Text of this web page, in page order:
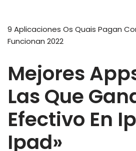
9 Aplicaciones Os Quais Pagan
Funcionan 2022
Mejores
Las Que
Efectivo En
Ipad»